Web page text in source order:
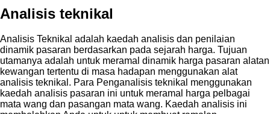
Analisis teknikal
Analisis Teknikal adalah kaedah analisis dan penilaian
dinamik pasaran berdasarkan pada sejarah harga. Tujuan
utamanya adalah untuk meramal dinamik harga pasaran alatan
kewangan tertentu di masa hadapan menggunakan alat
analisis teknikal. Para Penganalisis teknikal menggunakan
kaedah analisis pasaran ini untuk meramal harga pelbagai
mata wang dan pasangan mata wang. Kaedah analisis ini